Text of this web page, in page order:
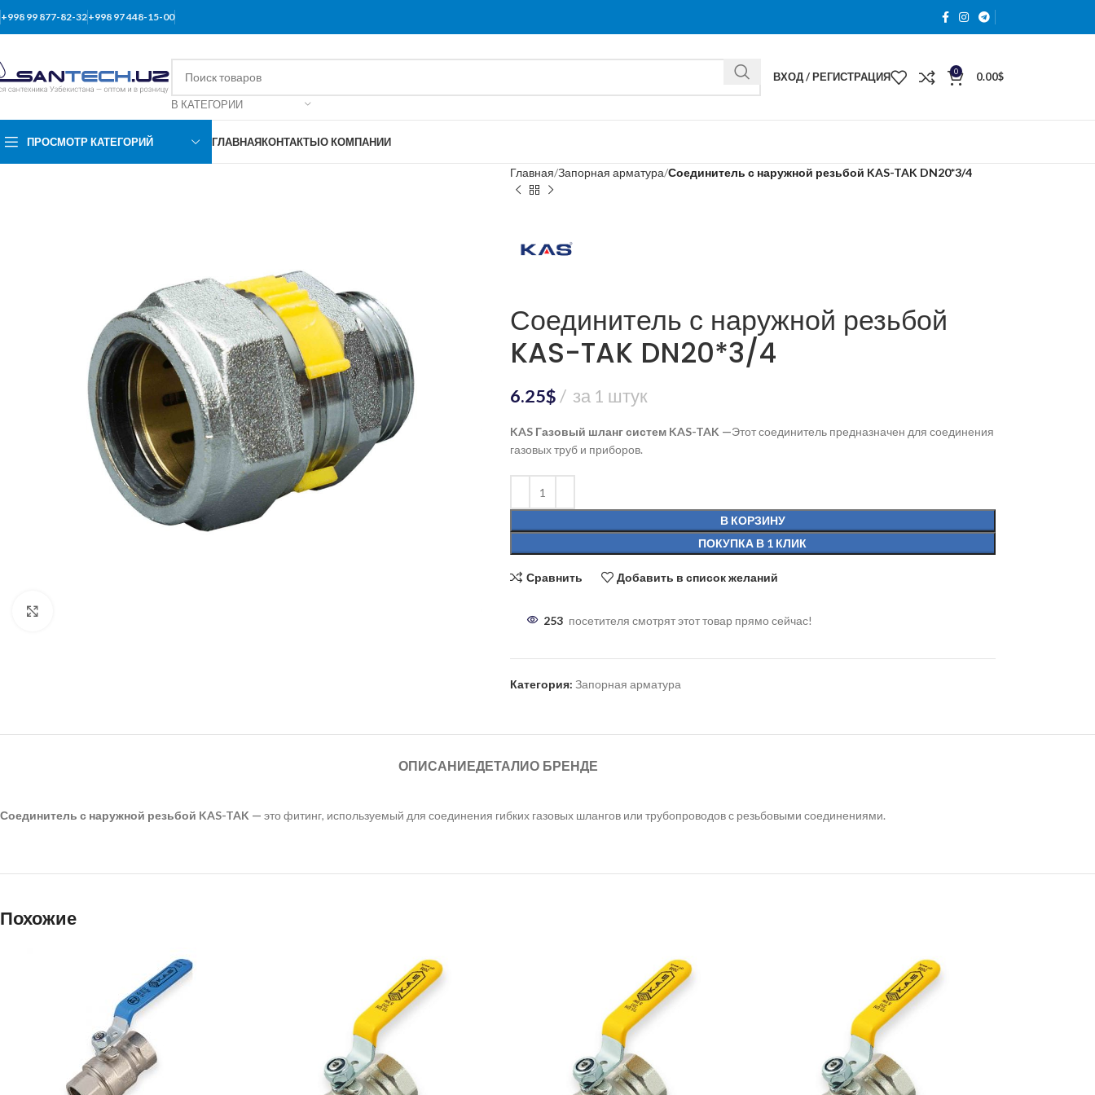
+998 99 877-82-32+998 97 448-15-00
В КАТЕГОРИИ
ВХОД / РЕГИСТРАЦИЯ 0 0.00$
ПРОСМОТР КАТЕГОРИЙ ГЛАВНАЯКОНТАКТЫО КОМПАНИИ
Главная Запорная арматура Соединитель с наружной резьбой KAS-TAK DN20*3/4
Соединитель с наружной резьбой
KAS-TAK DN20*3/4
6.25$ за 1 штук
KAS Газовый шланг систем KAS-TAK —Этот соединитель предназначен для соединения
газовых труб и приборов.
В КОРЗИНУ
ПОКУПКА В 1 КЛИК
Сравнить Добавить в список желаний
253 посетителя смотрят этот товар прямо сейчас!
Категория: Запорная арматура
ОПИСАНИЕДЕТАЛИО БРЕНДЕ
Соединитель с наружной резьбой KAS-TAK — это фитинг, используемый для соединения гибких газовых шлангов или трубопроводов с резьбовыми соединениями.
Похожие